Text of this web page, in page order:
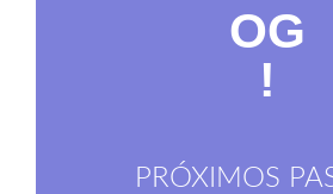
OG
!
PRÓXIMOS